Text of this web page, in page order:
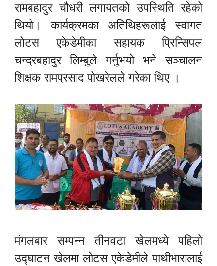
रामबहादुर चौधरी लगायतको उपस्थिति रहेको
थियो। कार्यक्रमका अतिथिहरूलाई स्वागत
लोटस एकेडेमीका सहायक प्रिन्सिपल
चन्द्रबहादुर लिम्बुले गर्नुभयो भने सञ्चालन
शिक्षक रामप्रसाद पोखरेलले गरेका थिए ।
मंगलबार सम्पन्न तीनवटा खेलमध्ये पहिलो
उद्घाटन खेलमा लोटस एकेडेमीले पाथीभारालाई